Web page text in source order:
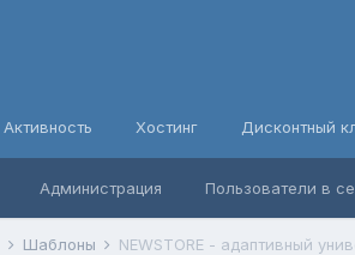
Администрация Пользователи в
Активность Хостинг Дисконтный
Шаблоны NEWSTORE - адаптивный